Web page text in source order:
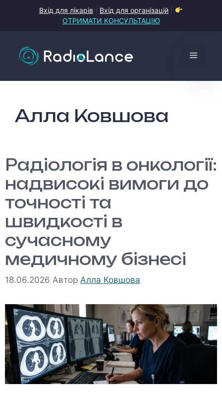
Вхід для лікарів Вхід для організацій
ОТРИМАТИ КОНСУЛЬТАЦІЮ
Меню
Алла Ковшова
Радіологія в онкології:
надвисокі вимоги до
точності та
швидкості в
сучасному
медичному бізнесі
18.06.2026 Автор Алла Ковшова